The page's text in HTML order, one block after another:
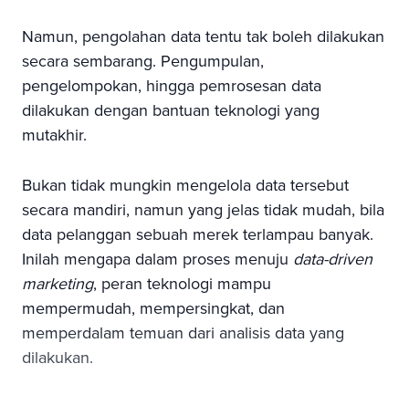
Namun, pengolahan data tentu tak boleh dilakukan
secara sembarang. Pengumpulan,
pengelompokan, hingga pemrosesan data
dilakukan dengan bantuan teknologi yang
mutakhir.
Bukan tidak mungkin mengelola data tersebut
secara mandiri, namun yang jelas tidak mudah, bila
data pelanggan sebuah merek terlampau banyak.
Inilah mengapa dalam proses menuju data-driven
marketing, peran teknologi mampu
mempermudah, mempersingkat, dan
memperdalam temuan dari analisis data yang
dilakukan.